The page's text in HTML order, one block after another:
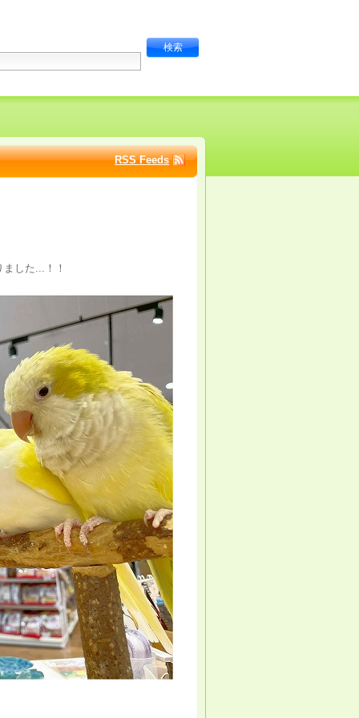
RSS Feeds
した...！！